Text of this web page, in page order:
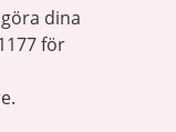
dina
för